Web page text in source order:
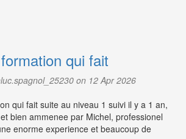
qui fait
on 12 Apr 2026
qui fait suite au niveau 1 suivi il y a 1 an,
bien ammenee par Michel, professionel
enorme experience et beaucoup de